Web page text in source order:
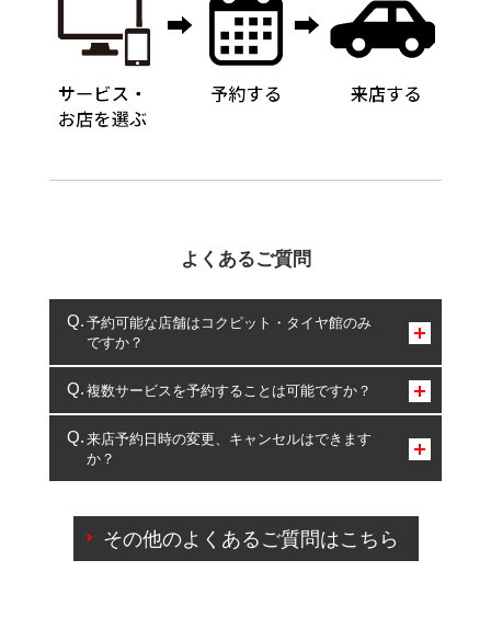
よくあるご質問
予約可能な店舗はコクピット・タイヤ館のみ
ですか？
コクピット・タイヤ館のみとなります。
複数サービスを予約することは可能ですか？
複数サービスのご予約は可能です。
一部の商品・サービスの組み合わせに限り、同時にご予約が
出来ないものもございます。
来店予約日時の変更、キャンセルはできます
か？
ご来店予約日の3営業日前を過ぎている場合のご予約
の日時変更につきましては、直接ご予約の店舗まで
その他のよくあるご質問はこちら